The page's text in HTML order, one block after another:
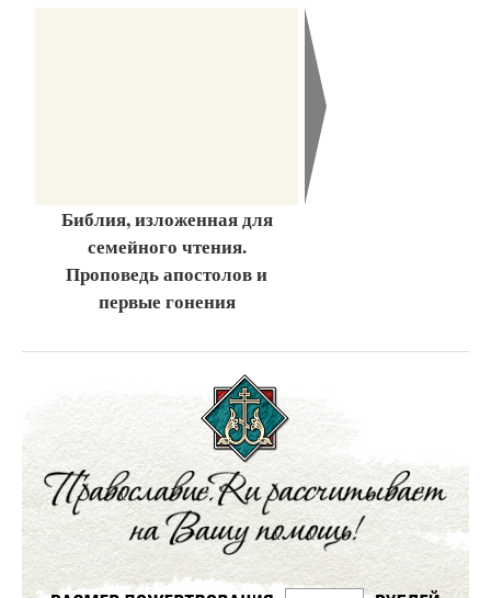
Библия, изложенная для
семейного чтения.
Проповедь апостолов и
первые гонения